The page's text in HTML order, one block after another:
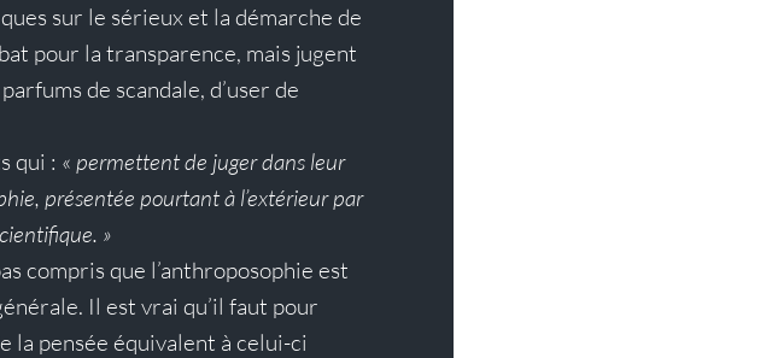
sur le sérieux et la démarche de
pour la transparence, mais jugent
de scandale, d’user de
qui : « permettent de juger dans leur
présentée pourtant à l’extérieur par
»
compris que l’anthroposophie est
Il est vrai qu’il faut pour
la pensée équivalent à celui-ci